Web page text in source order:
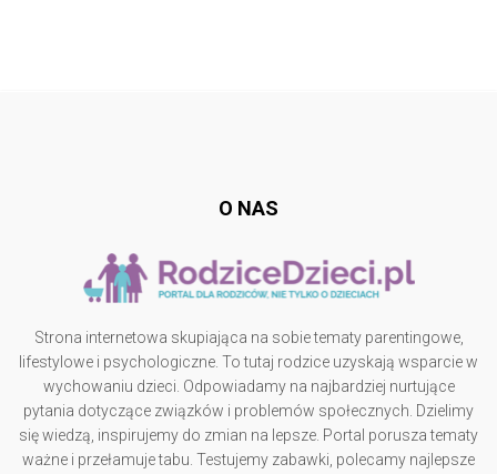
O NAS
Strona internetowa skupiająca na sobie tematy parentingowe,
lifestylowe i psychologiczne. To tutaj rodzice uzyskają wsparcie w
wychowaniu dzieci. Odpowiadamy na najbardziej nurtujące
pytania dotyczące związków i problemów społecznych. Dzielimy
się wiedzą, inspirujemy do zmian na lepsze. Portal porusza tematy
ważne i przełamuje tabu. Testujemy zabawki, polecamy najlepsze